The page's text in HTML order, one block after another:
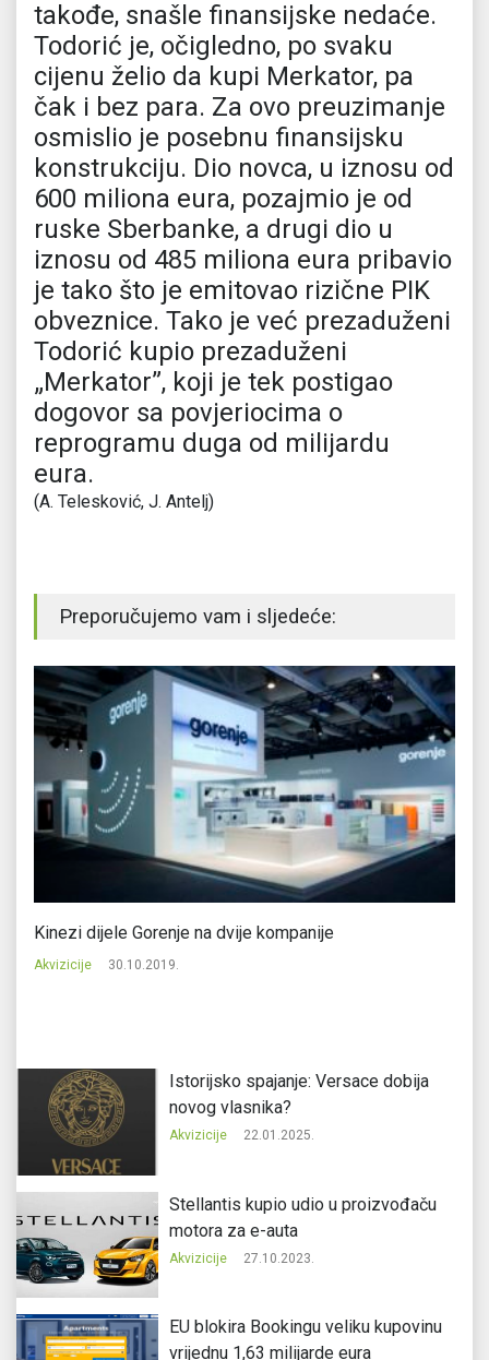
takođe, snašle finansijske nedaće.
Todorić je, očigledno, po svaku
cijenu želio da kupi Merkator, pa
čak i bez para. Za ovo preuzimanje
osmislio je posebnu finansijsku
konstrukciju. Dio novca, u iznosu od
600 miliona eura, pozajmio je od
ruske Sberbanke, a drugi dio u
iznosu od 485 miliona eura pribavio
je tako što je emitovao rizične PIK
obveznice. Tako je već prezaduženi
Todorić kupio prezaduženi
„Merkator”, koji je tek postigao
dogovor sa povjeriocima o
reprogramu duga od milijardu
eura.
(A. Telesković, J. Antelj)
Preporučujemo vam i sljedeće:
Kinezi dijele Gorenje na dvije kompanije
Akvizicije 30.10.2019.
Istorijsko spajanje: Versace dobija
novog vlasnika?
Akvizicije 22.01.2025.
Stellantis kupio udio u proizvođaču
motora za e-auta
Akvizicije 27.10.2023.
EU blokira Bookingu veliku kupovinu
vrijednu 1,63 milijarde eura